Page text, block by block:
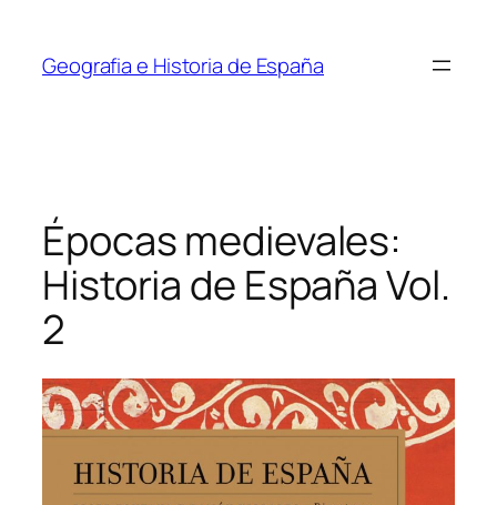
contenido
Geografia e Historia de España
Épocas medievales:
Historia de España Vol.
2